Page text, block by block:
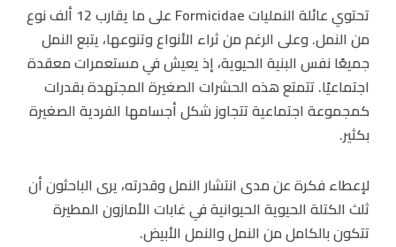
تحتوي عائلة النمليات Formicidae على ما يقارب 12 ألف نوع
من النمل. وعلى الرغم من ثراء الأنواع وتنوعها، يتبع النمل
جميعًا نفس البنية الحيوية، إذ يعيش في مستعمرات معقدة
اجتماعيًا. تتمتع هذه الحشرات الصغيرة المجتهدة بقدرات
كمجموعة اجتماعية تتجاوز شكل أجسامها الفردية الصغيرة
بكثير.
لإعطاء فكرة عن مدى انتشار النمل وقدرته، يرى الباحثون أن
ثلث الكتلة الحيوية الحيوانية في غابات الأمازون المطيرة
تتكون بالكامل من النمل والنمل الأبيض.